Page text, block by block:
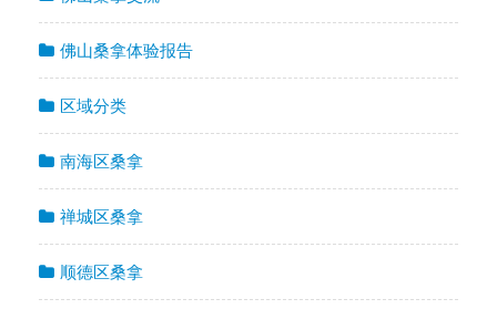
佛山桑拿体验报告
区域分类
南海区桑拿
禅城区桑拿
顺德区桑拿